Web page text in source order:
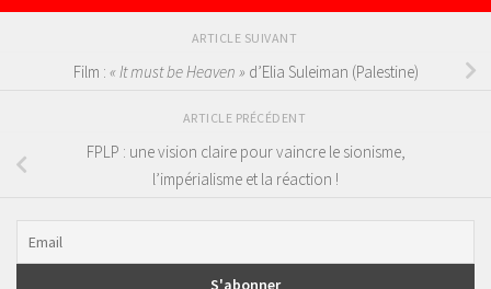
ARTICLE SUIVANT
Film : « It must be Heaven » d’Elia Suleiman (Palestine)
ARTICLE PRÉCÉDENT
FPLP : une vision claire pour vaincre le sionisme,
l’impérialisme et la réaction !